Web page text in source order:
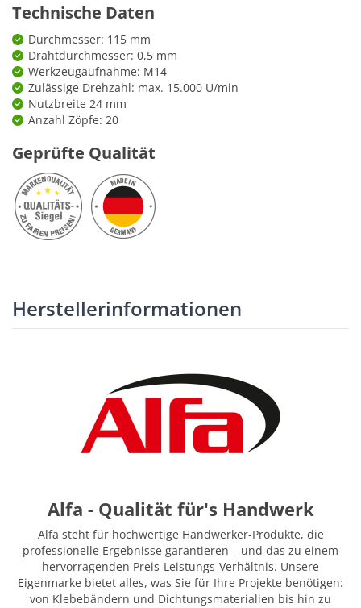
Technische Daten
Durchmesser: 115 mm
Drahtdurchmesser: 0,5 mm
Werkzeugaufnahme: M14
Zulässige Drehzahl: max. 15.000 U/min
Nutzbreite 24 mm
Anzahl Zöpfe: 20
Geprüfte Qualität
Herstellerinformationen
Alfa - Qualität für's Handwerk
Alfa steht für hochwertige Handwerker-Produkte, die
professionelle Ergebnisse garantieren – und das zu einem
hervorragenden Preis-Leistungs-Verhältnis. Unsere
Eigenmarke bietet alles, was Sie für Ihre Projekte benötigen:
von Klebebändern und Dichtungsmaterialien bis hin zu